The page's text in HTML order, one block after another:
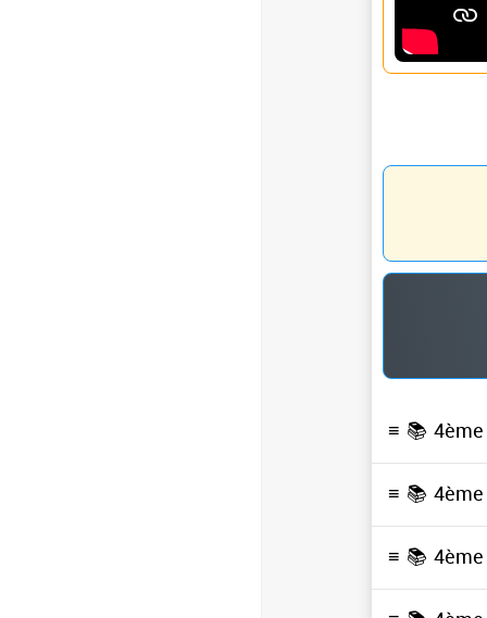
≡ 📚
≡ 📚
≡ 📚